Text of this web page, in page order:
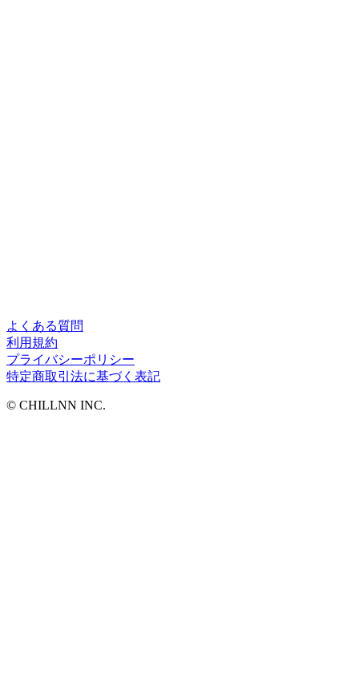
よくある質問
利用規約
プライバシーポリシー
特定商取引法に基づく表記
©︎ CHILLNN INC.